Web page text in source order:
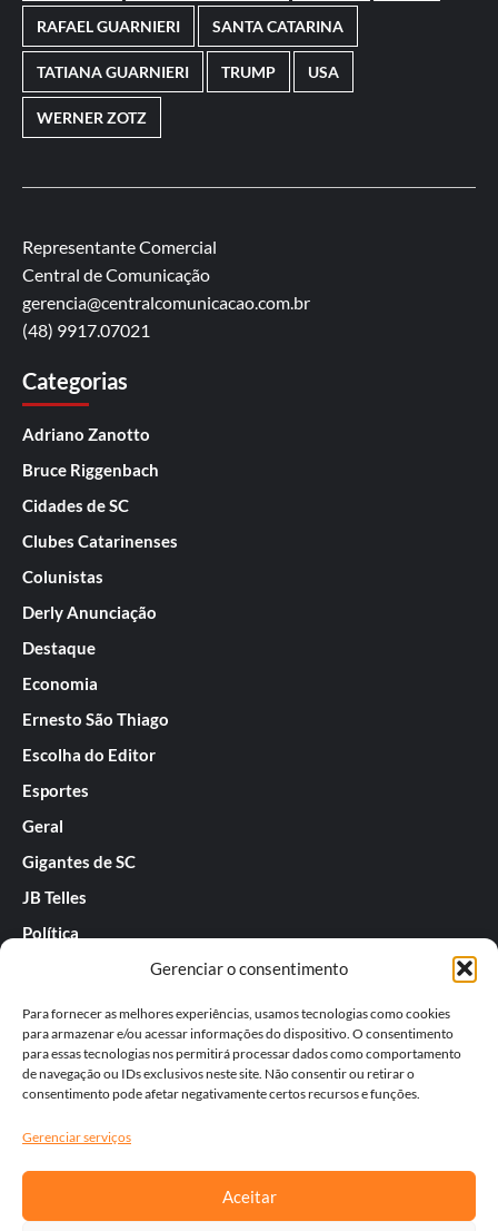
Gerenciar o consentimento
Para fornecer as melhores experiências, usamos tecnologias como cookies
para armazenar e/ou acessar informações do dispositivo. O consentimento
para essas tecnologias nos permitirá processar dados como comportamento
de navegação ou IDs exclusivos neste site. Não consentir ou retirar o
consentimento pode afetar negativamente certos recursos e funções.
Gerenciar serviços
Aceitar
RAFAEL GUARNIERI SANTA CATARINA
TATIANA GUARNIERI TRUMP USA
WERNER ZOTZ
Representante Comercial
Central de Comunicação
gerencia@centralcomunicacao.com.br
(48) 9917.07021
Categorias
Adriano Zanotto
Bruce Riggenbach
Cidades de SC
Clubes Catarinenses
Colunistas
Derly Anunciação
Destaque
Economia
Ernesto São Thiago
Escolha do Editor
Esportes
Geral
Gigantes de SC
JB Telles
Política
Rafael Guarnieri
Séries
Tatiana
Werner Zotz